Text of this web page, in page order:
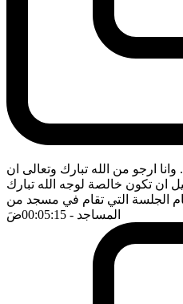
ارجو من الله تبارك وتعالى ان
ان تكون خالصة لوجه الله تبارك
الجلسة التي تقام في مسجد من
المساجد - 00:05:15 ضَ